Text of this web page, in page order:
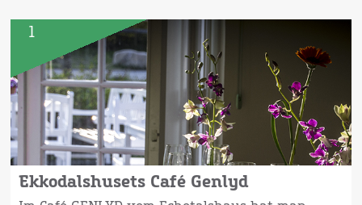
1
Ekkodalshusets Café Genlyd